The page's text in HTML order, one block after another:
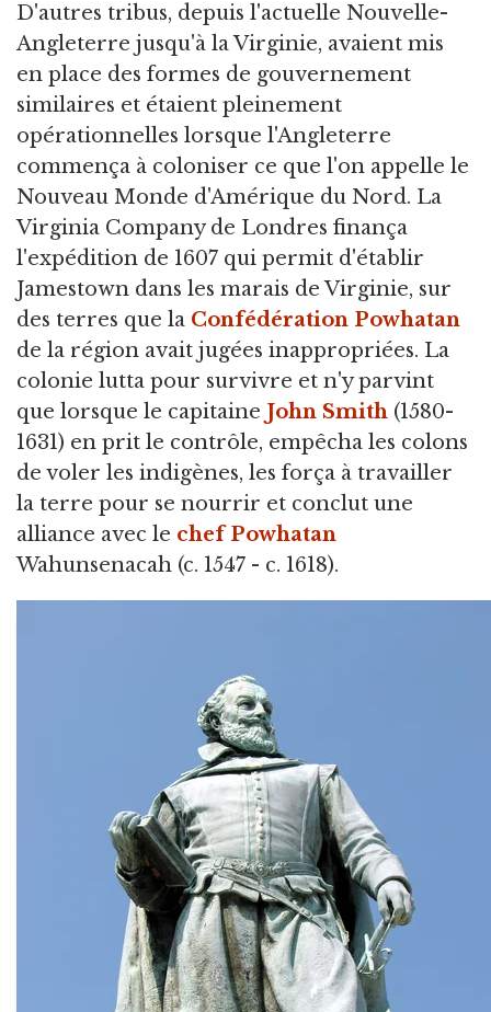
D'autres tribus, depuis l'actuelle Nouvelle-
Angleterre jusqu'à la Virginie, avaient mis
en place des formes de gouvernement
similaires et étaient pleinement
opérationnelles lorsque l'Angleterre
commença à coloniser ce que l'on appelle le
Nouveau Monde d'Amérique du Nord. La
Virginia Company de Londres finança
l'expédition de 1607 qui permit d'établir
Jamestown dans les marais de Virginie, sur
des terres que la Confédération Powhatan
de la région avait jugées inappropriées. La
colonie lutta pour survivre et n'y parvint
que lorsque le capitaine John Smith (1580-
1631) en prit le contrôle, empêcha les colons
de voler les indigènes, les força à travailler
la terre pour se nourrir et conclut une
alliance avec le chef Powhatan
Wahunsenacah (c. 1547 - c. 1618).